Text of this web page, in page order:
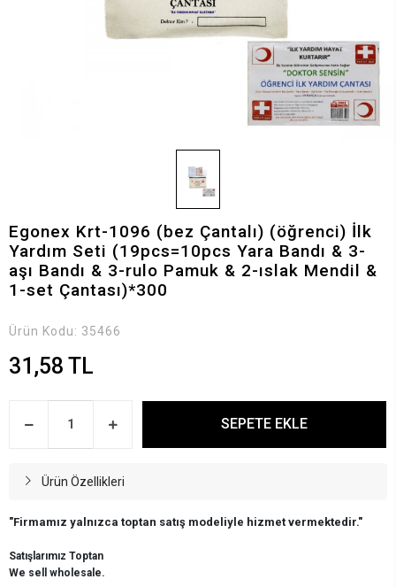
Egonex Krt-1096 (bez Çantalı) (öğrenci) İlk
Yardım Seti (19pcs=10pcs Yara Bandı & 3-
aşı Bandı & 3-rulo Pamuk & 2-ıslak Mendil &
1-set Çantası)*300
Ürün Kodu: 35466
31,58 TL
SEPETE EKLE
Ürün Özellikleri
"Firmamız yalnızca toptan satış modeliyle hizmet vermektedir."
Satışlarımız Toptan
We sell wholesale.